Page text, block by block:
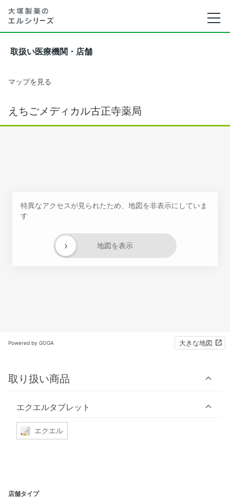
取扱い医療機関・店舗
マップを見る
えちごメディカル古正寺薬局
特異なアクセスが見られたため、地図を非表示にしていま
す
地図を表示
›
Powered by GOGA 大きな地図
取り扱い商品
エクエルタブレット
エクエル
店舗タイプ